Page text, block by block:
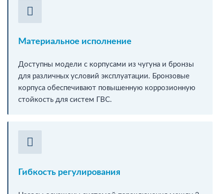
Материальное исполнение
Доступны модели с корпусами из чугуна и бронзы
для различных условий эксплуатации. Бронзовые
корпуса обеспечивают повышенную коррозионную
стойкость для систем ГВС.
Гибкость регулирования